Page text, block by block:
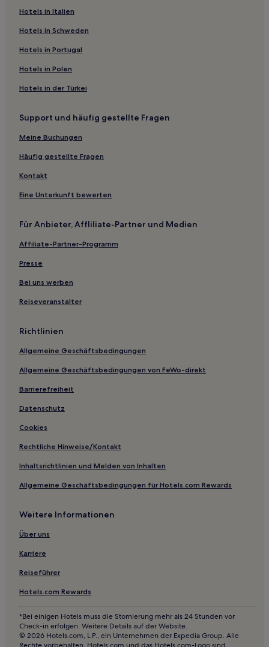
Hotels mit Parkplatz in Gayrettepe
Business in Gayrettepe
Hotels mit Parkplatz in Fulya
Hotels mit Küchenzeile in Şehit Muhtar
Hotels mit inbegriffenem Frühstück in Şehit Muhtar
Hotels mit Parkplatz in Gaziosmanpaşa
Hotels mit inbegriffenem Frühstück nahe Abdi İpekçi
Haustierfreundliche in Fatih
Business in Istanbul
Familien in Istanbul
Park
Familien in Eminönü
Familien in Cağaloğlu
Haustierfreundliche in Cağaloğlu
Hotels mit Wellnessbereich in Cağaloğlu
Familien in Harbiye
Hotels mit Parkplatz in Harbiye
Haustierfreundliche nahe Yildiz
Haustierfreundliche in Lâleli
Familien in Lâleli
Hotels mit inbegriffenem Frühstück in Lâleli
Hotels mit Pool in Lâleli
Hotels mit Wellnessbereich in Lâleli
Hotels in Italien
Hotels in Schweden
Hotels in Portugal
Hotels in Polen
Hotels in der Türkei
Support und häufig gestellte Fragen
Meine Buchungen
Häufig gestellte Fragen
Kontakt
Eine Unterkunft bewerten
Für Anbieter, Affliliate-Partner und Medien
Affiliate-Partner-Programm
Presse
Bei uns werben
Reiseveranstalter
Richtlinien
Allgemeine Geschäftsbedingungen
Allgemeine Geschäftsbedingungen von FeWo-direkt
Barrierefreiheit
Datenschutz
Cookies
Rechtliche Hinweise/Kontakt
Inhaltsrichtlinien und Melden von Inhalten
Allgemeine Geschäftsbedingungen für Hotels.com Rewards
Weitere Informationen
Über uns
Karriere
Reiseführer
Hotels.com Rewards
*Bei einigen Hotels muss die Stornierung mehr als 24 Stunden vor
Check-in erfolgen. Weitere Details auf der Website.
© 2026 Hotels.com, L.P., ein Unternehmen der Expedia Group. Alle